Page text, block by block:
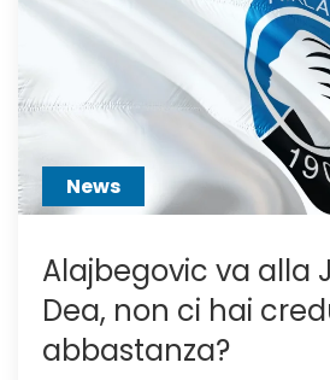
News
Alajbegovic va alla
Dea, non ci hai
abbastanza?